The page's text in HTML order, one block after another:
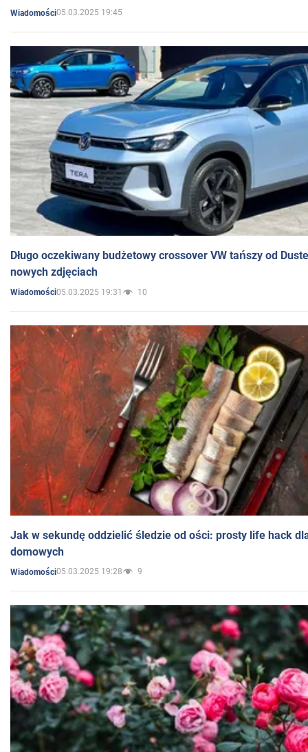
Wiadomości05.03.2025 19:45
Długo oczekiwany budżetowy crossover VW tańszy od
nowych zdjęciach
Wiadomości05.03.2025 19:31 10
Jak w sekundę oddzielić śledzie od ości: prosty life hack
domowych
Wiadomości05.03.2025 19:28 9